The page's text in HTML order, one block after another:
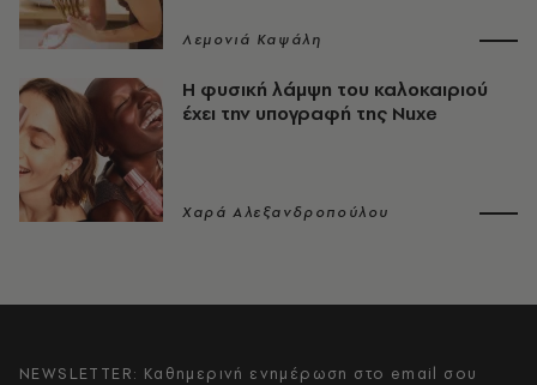
Λεμονιά Καψάλη
Η φυσική λάμψη του καλοκαιριού
έχει την υπογραφή της Nuxe
Χαρά Αλεξανδροπούλου
NEWSLETTER: Καθημερινή ενημέρωση στο email σου